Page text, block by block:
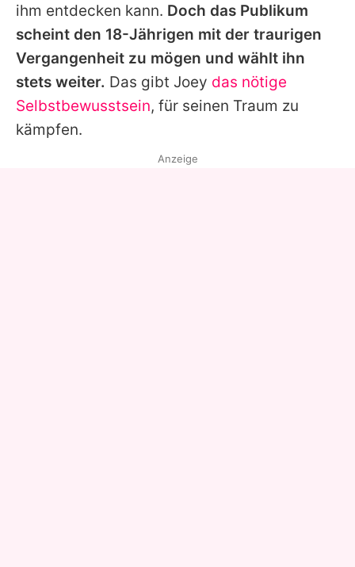
ihm entdecken kann. Doch das Publikum
scheint den 18-Jährigen mit der traurigen
Vergangenheit zu mögen und wählt ihn
stets weiter. Das gibt Joey das nötige
Selbstbewusstsein, für seinen Traum zu
kämpfen.
Anzeige